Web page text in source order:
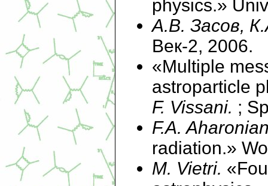
physics.»
А.В. Засов,
Век-2, 2006.
«Multiple
astroparticle
F. Vissani. ;
F.A.
radiation.»
М. Vietri.